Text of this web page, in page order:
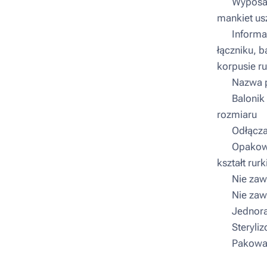
mankiet
▪
łączniku,
korpusie
▪ Nazwa
▪ Balonik
rozmiaru
▪
▪
kształt
▪ Nie
▪ Nie
▪
▪
▪